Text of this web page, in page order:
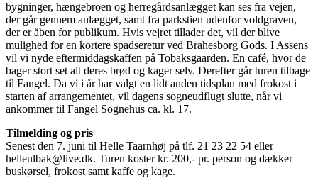
bygninger, hængebroen og herregårdsanlægget kan ses fra vejen,
der går gennem anlægget, samt fra parkstien udenfor voldgraven,
der er åben for publikum. Hvis vejret tillader det, vil der blive
mulighed for en kortere spadseretur ved Brahesborg Gods. I Assens
vil vi nyde eftermiddagskaffen på Tobaksgaarden. En café, hvor de
bager stort set alt deres brød og kager selv. Derefter går turen tilbage
til Fangel. Da vi i år har valgt en lidt anden tidsplan med frokost i
starten af arrangementet, vil dagens sogneudflugt slutte, når vi
ankommer til Fangel Sognehus ca. kl. 17.
Tilmelding og pris
Senest den 7. juni til Helle Taarnhøj på tlf. 21 23 22 54 eller
helleulbak@live.dk. Turen koster kr. 200,- pr. person og dækker
buskørsel, frokost samt kaffe og kage.